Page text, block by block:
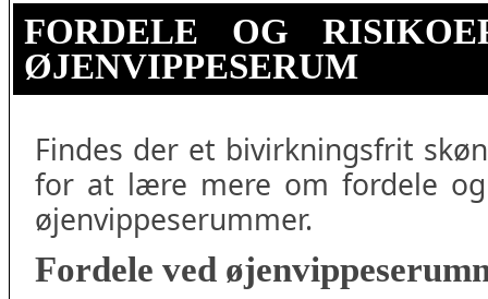
FORDELE OG
ØJENVIPPESERUM
Findes der et bivirkningsfrit
for at lære mere om fordele
øjenvippeserummer.
Fordele ved